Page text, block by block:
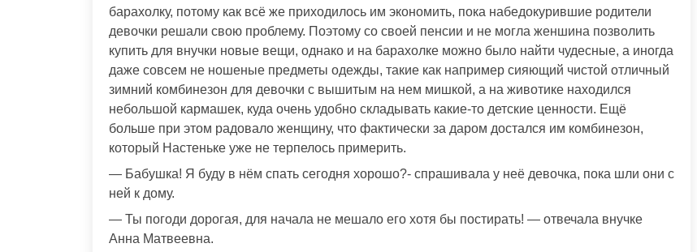
барахолку, потому как всё же приходилось им экономить, пока набедокурившие родители
девочки решали свою проблему. Поэтому со своей пенсии и не могла женшина позволить
купить для внучки новые вещи, однако и на барахолке можно было найти чудесные, а иногда
даже совсем не ношеные предметы одежды, такие как например сияющий чистой отличный
зимний комбинезон для девочки с вышитым на нем мишкой, а на животике находился
небольшой кармашек, куда очень удобно складывать какие-то детские ценности. Ещё
больше при этом радовало женщину, что фактически за даром достался им комбинезон,
который Настеньке уже не терпелось примерить.
— Бабушка! Я буду в нём спать сегодня хорошо?- спрашивала у неё девочка, пока шли они с
ней к дому.
— Ты погоди дорогая, для начала не мешало его хотя бы постирать! — отвечала внучке
Анна Матвеевна.